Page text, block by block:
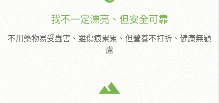
我不一定漂亮、但安全可靠
不用藥物易受蟲害、雖傷痕累累、但營養不打折、健康無顧
慮
terrain